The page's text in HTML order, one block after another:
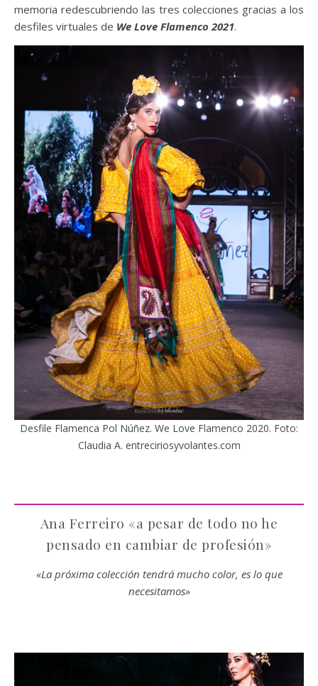
memoria redescubriendo las tres colecciones gracias a los
desfiles virtuales de We Love Flamenco 2021.
Desfile Flamenca Pol Núñez. We Love Flamenco 2020. Foto:
Claudia A. entreciriosyvolantes.com
Ana Ferreiro «a pesar de todo no he
pensado en cambiar de profesión»
«La próxima colección tendrá mucho color, es lo que
necesitamos»